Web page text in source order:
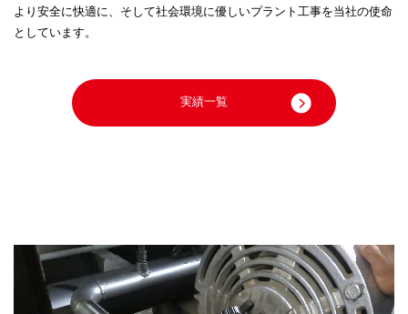
より安全に快適に、そして社会環境に優しいプラント工事を当社の使命
としています。
実績一覧